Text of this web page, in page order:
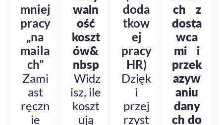
mniej
pracy
„na
maila
ch”
Zami
ast
ręczn
ie
waln
ość
koszt
ów&
nbsp
Widz
isz, ile
koszt
ują
doda
tkow
ej
pracy
HR)
Dzięk
i
przej
rzyst
ch z
dosta
wca
mi i
przek
azyw
aniu
dany
ch do